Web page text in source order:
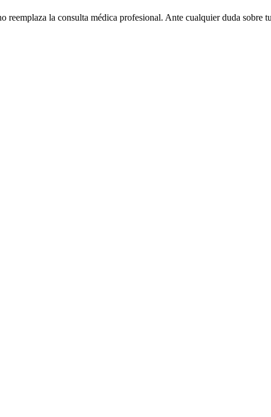
reemplaza la consulta médica profesional. Ante cualquier duda sobre